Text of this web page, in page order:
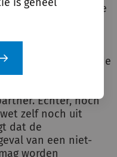
bijstand. De
bedraagt
voor hem zou
een
zijn leeftijd. Met de
wordt
wordt verleend
Echter, noch
zelf noch uit
dat de
van een niet-
worden